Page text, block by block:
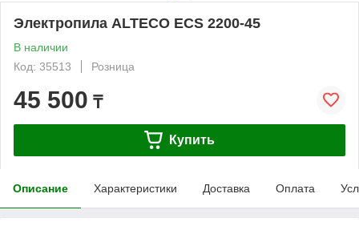
Электропила ALTECO ECS 2200-45
В наличии
Код: 35513
Розница
45 500 ₸
Купить
Описание Характеристики Доставка Оплата